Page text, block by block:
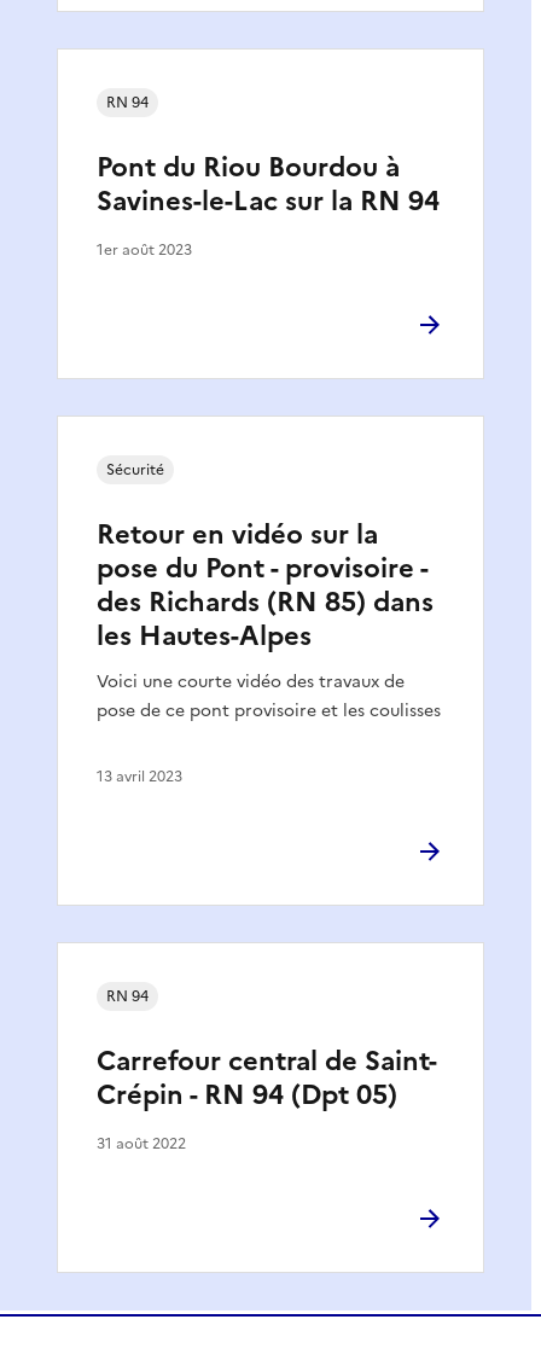
Pont du Riou Bourdou à
Savines-le-Lac sur la RN 94
RN 94
1er août 2023
Retour en vidéo sur la
pose du Pont - provisoire -
des Richards (RN 85) dans
les Hautes-Alpes
Voici une courte vidéo des travaux de
pose de ce pont provisoire et les coulisses
Sécurité
13 avril 2023
Carrefour central de Saint-
Crépin - RN 94 (Dpt 05)
RN 94
31 août 2022